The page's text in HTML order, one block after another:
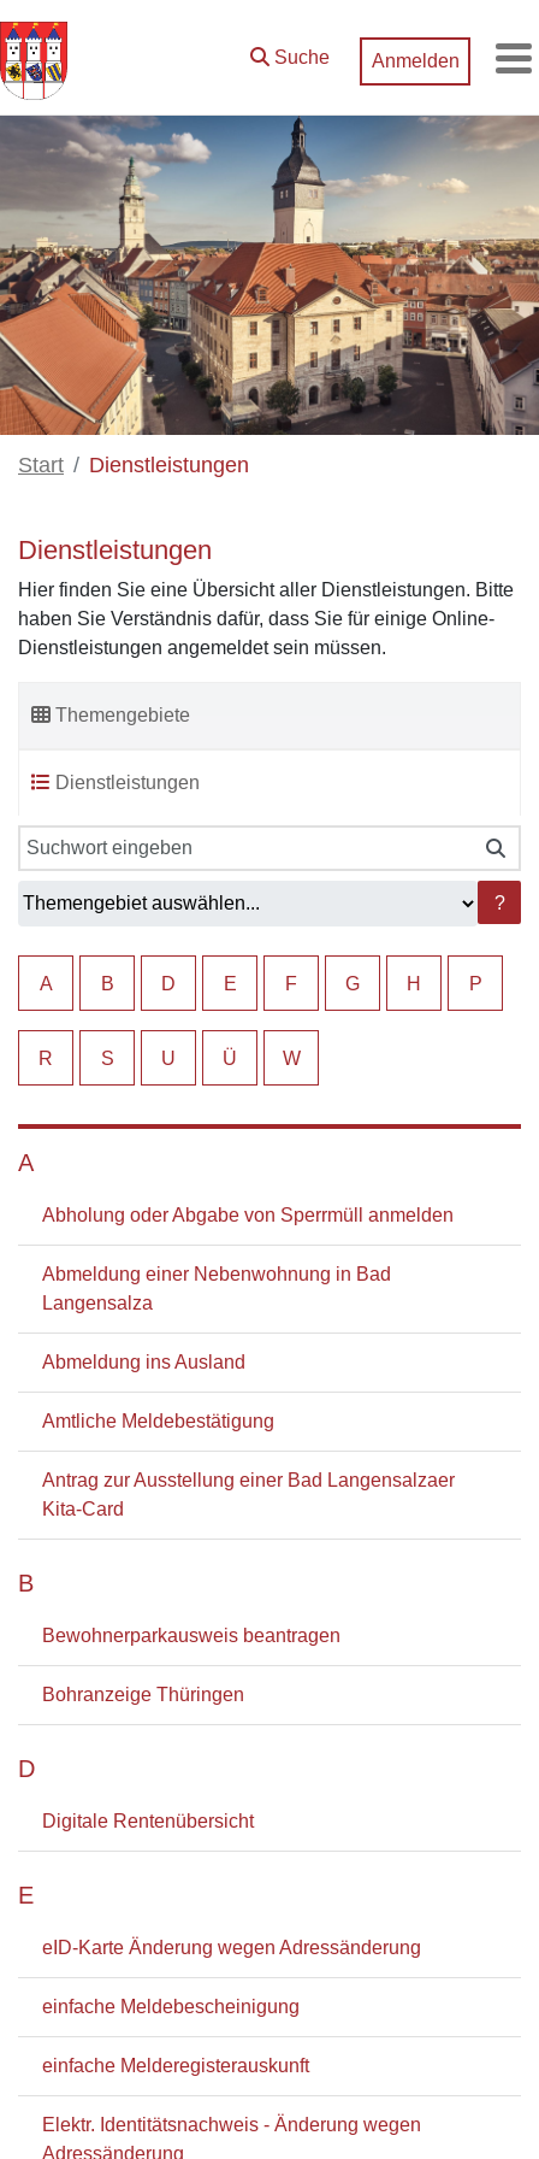
Zum Hauptinhalt springen
Suche
Anmelden
Start Dienstleistungen
Dienstleistungen
Hier finden Sie eine Übersicht aller Dienstleistungen. Bitte
haben Sie Verständnis dafür, dass Sie für einige Online-
Dienstleistungen angemeldet sein müssen.
Themengebiete
Dienstleistungen
?
A B D E F G H P
R S U Ü W
A
Abholung oder Abgabe von Sperrmüll anmelden
Abmeldung einer Nebenwohnung in Bad
Langensalza
Abmeldung ins Ausland
Amtliche Meldebestätigung
Antrag zur Ausstellung einer Bad Langensalzaer
Kita-Card
B
Bewohnerparkausweis beantragen
Bohranzeige Thüringen
D
Digitale Rentenübersicht
E
eID-Karte Änderung wegen Adressänderung
einfache Meldebescheinigung
einfache Melderegisterauskunft
Elektr. Identitätsnachweis - Änderung wegen
Adressänderung